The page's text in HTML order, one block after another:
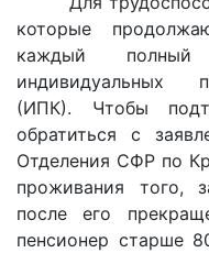
которые
каждый
индивидуальных
(ИПК). Чтобы
обратиться с
Отделения СФР по
проживания того,
после его
пенсионер старше